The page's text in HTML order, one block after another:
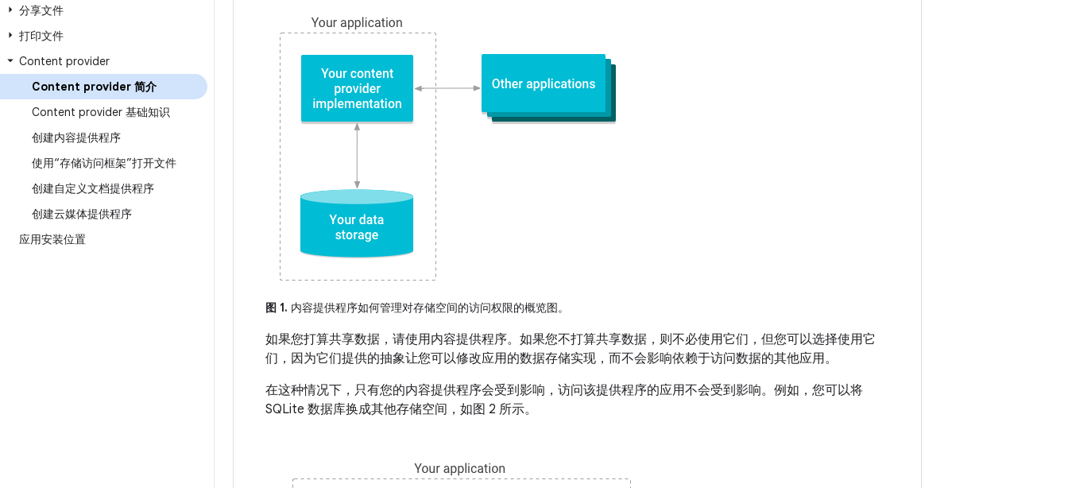
分享文件
打印文件
Content provider
Content provider 简介
Content provider 基础知识
创建内容提供程序
使用“存储访问框架”打开文件
创建自定义文档提供程序
创建云媒体提供程序
应用安装位置
图 1. 内容提供程序如何管理对存储空间的访问权限的概览图。
如果您打算共享数据，请使用内容提供程序。如果您不打算共享数据，则不必使用它们，但您可以选择使用它
们，因为它们提供的抽象让您可以修改应用的数据存储实现，而不会影响依赖于访问数据的其他应用。
在这种情况下，只有您的内容提供程序会受到影响，访问该提供程序的应用不会受到影响。例如，您可以将
SQLite 数据库换成其他存储空间，如图 2 所示。